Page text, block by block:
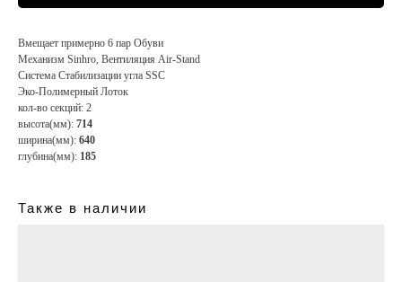
Вмещает примерно 6 пар Обуви
Механизм Sinhro, Вентиляция Air-Stand
Система Стабилизации угла SSC
Эко-Полимерный Лоток
кол-во секций: 2
высота(мм): 714
ширина(мм): 640
глубина(мм): 185
Также в наличии